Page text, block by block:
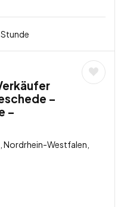
–
–
Nordrhein-Westfalen,